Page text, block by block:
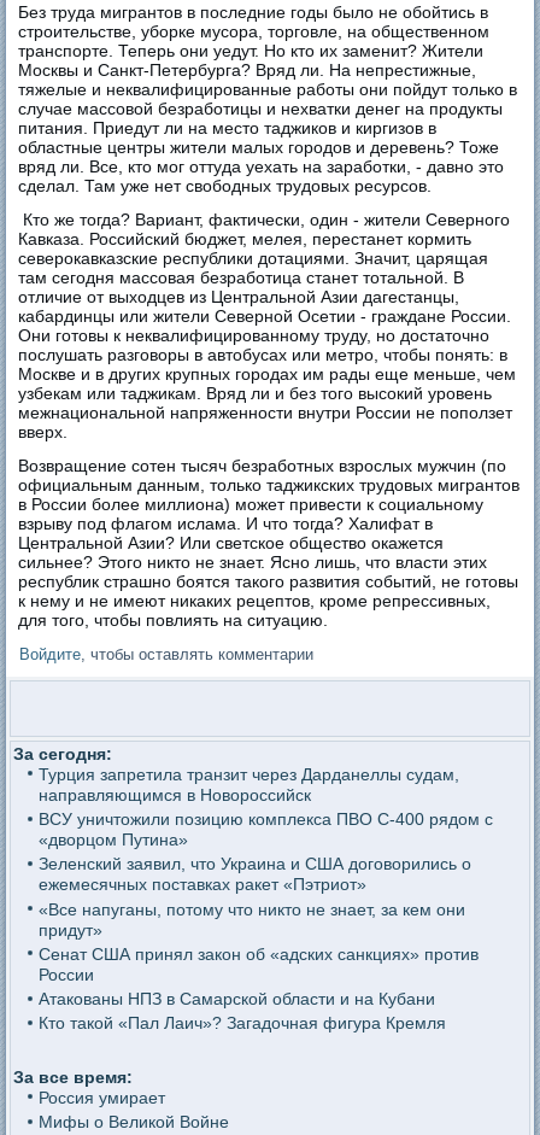
Без труда мигрантов в последние годы было не обойтись в
строительстве, уборке мусора, торговле, на общественном
транспорте. Теперь они уедут. Но кто их заменит? Жители
Москвы и Санкт-Петербурга? Вряд ли. На непрестижные,
тяжелые и неквалифицированные работы они пойдут только в
случае массовой безработицы и нехватки денег на продукты
питания. Приедут ли на место таджиков и киргизов в
областные центры жители малых городов и деревень? Тоже
вряд ли. Все, кто мог оттуда уехать на заработки, - давно это
сделал. Там уже нет свободных трудовых ресурсов.
Кто же тогда? Вариант, фактически, один - жители Северного
Кавказа. Российский бюджет, мелея, перестанет кормить
северокавказские республики дотациями. Значит, царящая
там сегодня массовая безработица станет тотальной. В
отличие от выходцев из Центральной Азии дагестанцы,
кабардинцы или жители Северной Осетии - граждане России.
Они готовы к неквалифицированному труду, но достаточно
послушать разговоры в автобусах или метро, чтобы понять: в
Москве и в других крупных городах им рады еще меньше, чем
узбекам или таджикам. Вряд ли и без того высокий уровень
межнациональной напряженности внутри России не поползет
вверх.
Возвращение сотен тысяч безработных взрослых мужчин (по
официальным данным, только таджикских трудовых мигрантов
в России более миллиона) может привести к социальному
взрыву под флагом ислама. И что тогда? Халифат в
Центральной Азии? Или светское общество окажется
сильнее? Этого никто не знает. Ясно лишь, что власти этих
республик страшно боятся такого развития событий, не готовы
к нему и не имеют никаких рецептов, кроме репрессивных,
для того, чтобы повлиять на ситуацию.
Войдите , чтобы оставлять комментарии
За сегодня:
Турция запретила транзит через Дарданеллы судам,
направляющимся в Новороссийск
ВСУ уничтожили позицию комплекса ПВО С-400 рядом с
«дворцом Путина»
Зеленский заявил, что Украина и США договорились о
ежемесячных поставках ракет «Пэтриот»
«Все напуганы, потому что никто не знает, за кем они
придут»
Сенат США принял закон об «адских санкциях» против
России
Атакованы НПЗ в Самарской области и на Кубани
Кто такой «Пал Лаич»? Загадочная фигура Кремля
За все время:
Россия умирает
Мифы о Великой Войне